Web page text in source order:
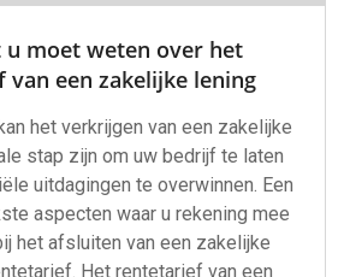
u moet weten over het
een zakelijke lening
het verkrijgen van een zakelijke
stap zijn om uw bedrijf te laten
uitdagingen te overwinnen. Een
aspecten waar u rekening mee
het afsluiten van een zakelijke
Het rentetarief van een